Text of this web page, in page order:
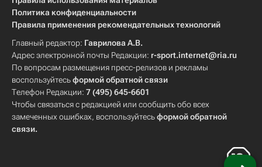
Политика конфиденциальности
Правила применения рекомендательных технологий
Главный редактор: Гаврилова А.В.
Адрес электронной почты Редакции: r-sport.internet@ria.ru
По вопросам размещения пресс-релизов и рекламы
воспользуйтесьформой обратной связи
Телефон Редакции: 7 (495) 645-6601
Чтобы связаться с редакцией или сообщить обо всех
замеченных ошибках, воспользуйтесьформой обратной
связи.